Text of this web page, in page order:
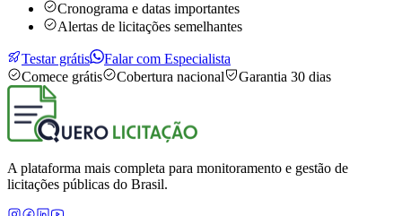
Cronograma e datas importantes
Alertas de licitações semelhantes
Testar grátis
Falar com Especialista
Comece grátis
Cobertura nacional Garantia 30 dias
A plataforma mais completa para monitoramento e gestão de
licitações públicas do Brasil.